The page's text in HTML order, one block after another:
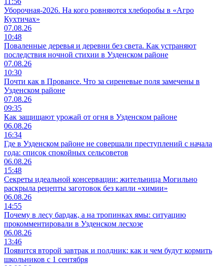
Уборочная-2026. На кого ровняются хлеборобы в «Агро
Кухтичах»
07.08.26
10:48
Поваленные деревья и деревни без света. Как устраняют
последствия ночной стихии в Узденском районе
07.08.26
10:30
Почти как в Провансе. Что за сиреневые поля замечены в
Узденском районе
07.08.26
09:35
Как защищают урожай от огня в Узденском районе
06.08.26
16:34
Где в Узденском районе не совершали преступлений с начала
года: список спокойных сельсоветов
06.08.26
15:48
Секреты идеальной консервации: жительница Могильно
раскрыла рецепты заготовок без капли «химии»
06.08.26
14:55
Почему в лесу бардак, а на тропинках ямы: ситуацию
прокомментировали в Узденском лесхозе
06.08.26
13:46
Появится второй завтрак и полдник: как и чем будут кормить
школьников с 1 сентября